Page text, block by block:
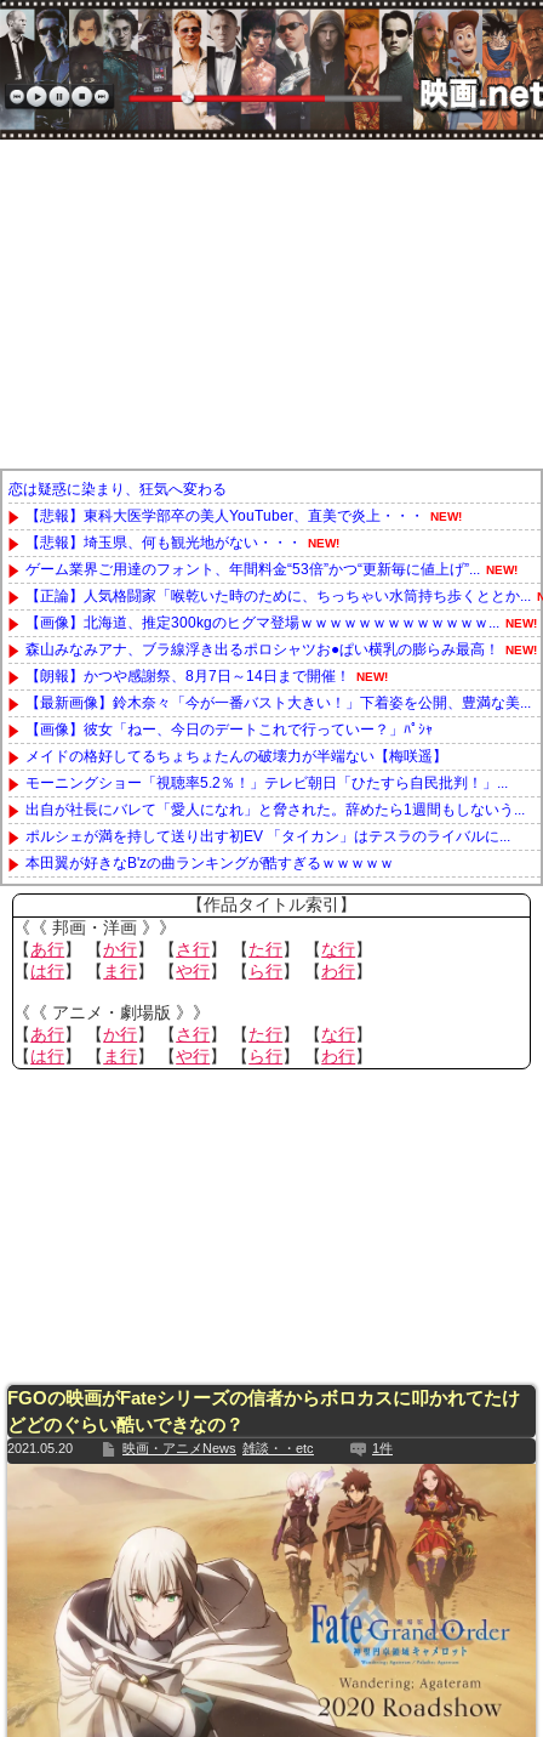
恋は疑惑に染まり、狂気へ変わる
【悲報】東科大医学部卒の美人YouTuber、直美で炎上・・・
NEW!
【悲報】埼玉県、何も観光地がない・・・ NEW!
ゲーム業界ご用達のフォント、年間料金“53倍”かつ“更新毎に値上げ”... NEW!
【正論】人気格闘家「喉乾いた時のために、ちっちゃい水筒持ち歩くととか...
【画像】北海道、推定300kgのヒグマ登場ｗｗｗｗｗｗｗｗｗｗｗｗｗ... NEW!
森山みなみアナ、ブラ線浮き出るポロシャツお●ぱい横乳の膨らみ最高！ NEW!
【朗報】かつや感謝祭、8月7日～14日まで開催！ NEW!
【最新画像】鈴木奈々「今が一番バスト大きい！」下着姿を公開、豊満な美...
【画像】彼女「ねー、今日のデートこれで行っていー？」ﾊﾟｼｬ
メイドの格好してるちょちょたんの破壊力が半端ない【梅咲遥】
モーニングショー「視聴率5.2％！」テレビ朝日「ひたすら自民批判！」...
出自が社長にバレて「愛人になれ」と脅された。辞めたら1週間もしないう...
ポルシェが満を持して送り出す初EV 「タイカン」はテスラのライバルに...
本田翼が好きなB'zの曲ランキングが酷すぎるｗｗｗｗｗ
Powered by livedoor 相互RSS
【作品タイトル索引】
《《 邦画・洋画 》》
【あ行】 【か行】 【さ行】 【た行】 【な行】
【は行】 【 ま行】 【や行】 【 ら行】 【わ行】
《《 アニメ・劇場版 》》
【あ行】 【か行】 【さ行】 【た行】 【な行】
【は行】 【 ま行】 【や行】 【 ら行】 【わ行】
FGOの映画がFateシリーズの信者からボロカスに叩かれてたけ
どどのぐらい酷いできなの？
2021.05.20 映画・アニメNews 雑談・・etc 1件